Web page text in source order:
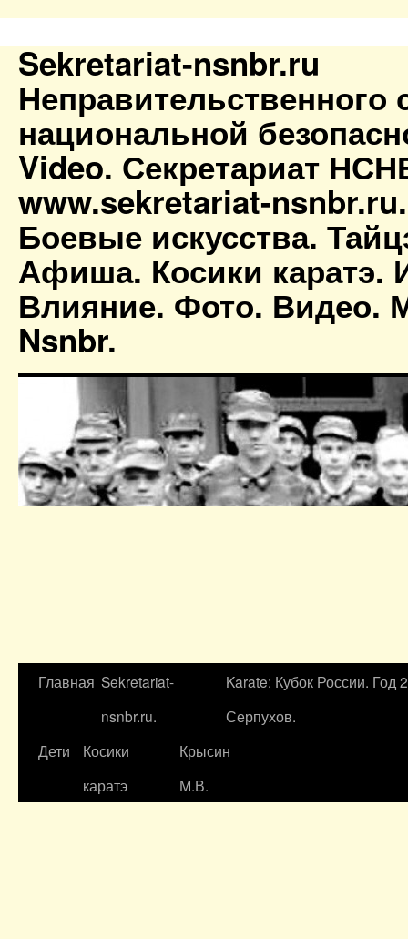
Sekretariat-nsnbr.ru
Неправительственного
национальной
Video. Секретариат
www.sekretariat-
Боевые искусства.
Афиша. Косики каратэ.
Влияние. Фото. Видео.
Nsnbr.
Главная Sekretariat-
nsnbr.ru.
Karate: Кубок России. Год
Серпухов.
Дети
Косики
каратэ
Крысин
М.В.